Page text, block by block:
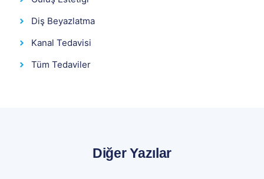
Diş Beyazlatma
Kanal Tedavisi
Tüm Tedaviler
Diğer Yazılar